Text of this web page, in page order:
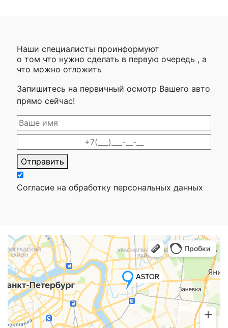
Наши специалисты проинформуют
о том что нужно сделать в первую очередь , а
что можно отложить
Запишитесь на первичный осмотр Вашего авто
прямо сейчас!
Отправить
Согласие на обработку персональных данных